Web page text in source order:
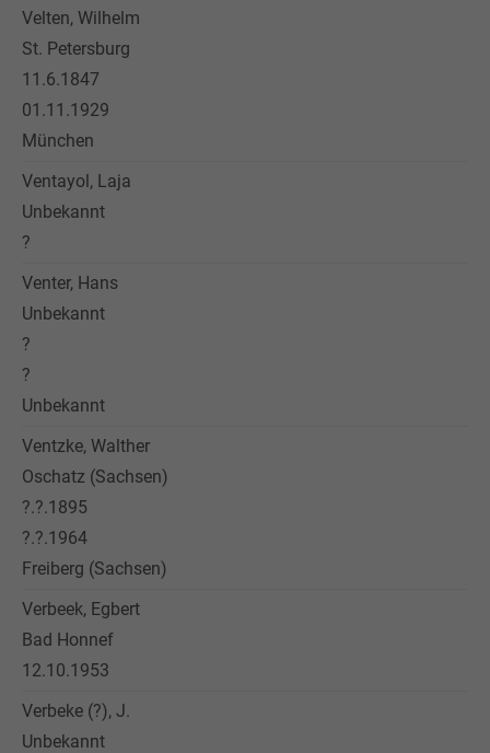
Velten, Wilhelm
St. Petersburg
11.6.1847
01.11.1929
München
Ventayol, Laja
Unbekannt
?
Venter, Hans
Unbekannt
?
?
Unbekannt
Ventzke, Walther
Oschatz (Sachsen)
?.?.1895
?.?.1964
Freiberg (Sachsen)
Verbeek, Egbert
Bad Honnef
12.10.1953
Verbeke (?), J.
Unbekannt